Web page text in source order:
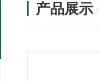
产品展示